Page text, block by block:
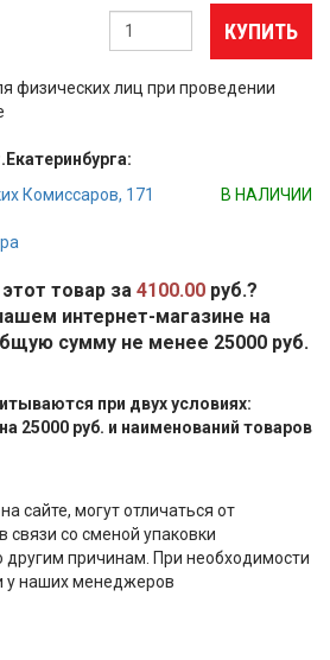
КУПИТЬ
физических лиц при проведении
Комиссаров, 171
В НАЛИЧИИ
товар за 4100.00 руб.?
интернет-магазине на
сумму не менее 25000 руб.
при двух условиях:
25000 руб. и наименований товаров
сайте, могут отличаться от
связи со сменой упаковки
другим причинам. При необходимости
у наших менеджеров